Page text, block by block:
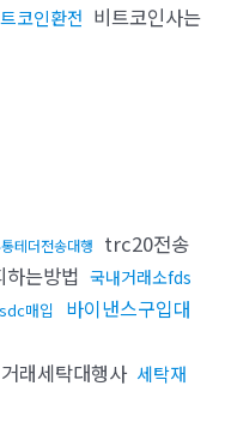
코인환전 비트코인사는
테더전송대행
trc20전송
는방법 국내거래소fds
매입
바이낸스구입대
래세탁대행사 세탁재